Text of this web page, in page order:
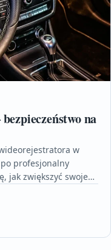
na
w
profesjonalny
jak zwiększyć swoje